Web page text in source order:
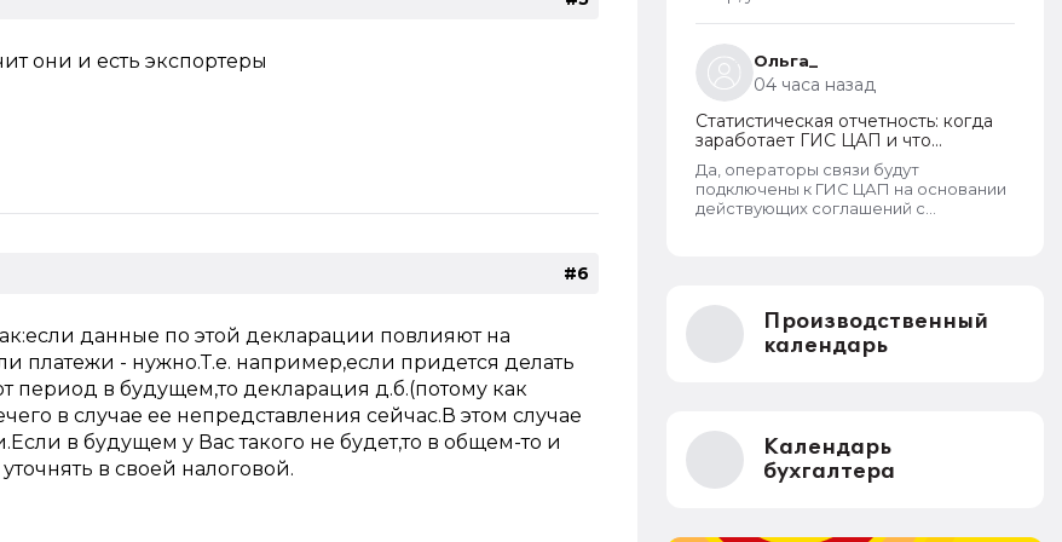
они и есть экспортеры
#6
данные по этой декларации повлияют на
платежи - нужно.Т.е. например,если придется делать
период в будущем,то декларация д.б.(потому как
в случае ее непредставления сейчас.В этом случае
в будущем у Вас такого не будет,то в общем-то и
в своей налоговой.
Ольга_
04 часа назад
Статистическая отчетность: когда
заработает ГИС ЦАП и что
изменится для организаций
Да, операторы связи будут
подключены к ГИС ЦАП на основании
действующих соглашений с
Производственный
календарь
Календарь
бухгалтера